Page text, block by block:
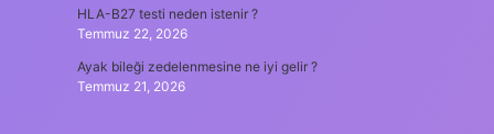
HLA-B27 testi neden istenir ?
Temmuz 22, 2026
Ayak bileği zedelenmesine ne iyi gelir ?
Temmuz 21, 2026